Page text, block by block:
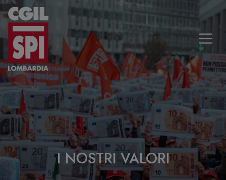
Vai al contenuto
I NOSTRI VALORI